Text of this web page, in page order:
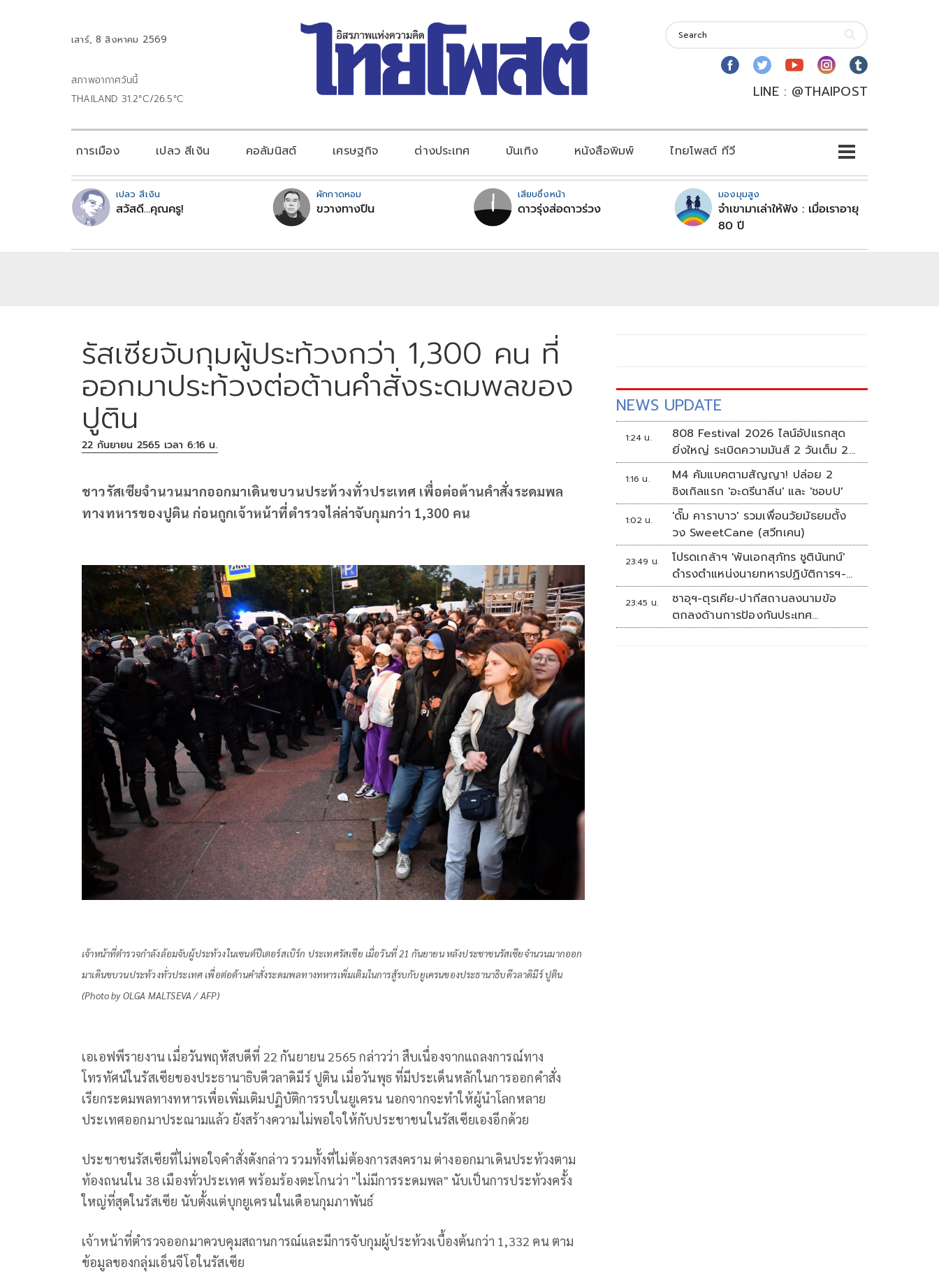
เสาร์, 8 สิงหาคม 2569
สภาพอากาศวันนี้
THAILAND 31.2°C/26.5°C
LINE : @THAIPOST
การเมือง เปลว สีเงิน คอลัมนิสต์ เศรษฐกิจ ต่างประเทศ บันเทิง หนังสือพิมพ์ ไทยโพสต์ ทีวี
เปลว สีเงิน
สวัสดี...คุณครู!
ผักกาดหอม
ขวางทางปืน
เสียบซึ่งหน้า
ดาวรุ่งส่อดาวร่วง
มองมุมสูง
จำเขามาเล่าให้ฟัง : เมื่อเราอายุ
80 ปี
รัสเซียจับกุมผู้ประท้วงกว่า 1,300 คน ที่
ออกมาประท้วงต่อต้านคำสั่งระดมพลของ
ปูติน
22 กันยายน 2565 เวลา 6:16 น.
ชาวรัสเซียจำนวนมากออกมาเดินขบวนประท้วงทั่วประเทศ เพื่อต่อต้านคำสั่งระดมพล
ทางทหารของปูติน ก่อนถูกเจ้าหน้าที่ตำรวจไล่ล่าจับกุมกว่า 1,300 คน
เจ้าหน้าที่ตำรวจกำลังล้อมจับผู้ประท้วงในเซนต์ปีเตอร์สเบิร์ก ประเทศรัสเซีย เมื่อวันที่ 21 กันยายน หลังประชาชนรัสเซียจำนวนมากออก
มาเดินขบวนประท้วงทั่วประเทศ เพื่อต่อต้านคำสั่งระดมพลทางทหารเพิ่มเติมในการสู้รบกับยูเครนของประธานาธิบดีวลาดิมีร์ ปูติน
(Photo by OLGA MALTSEVA / AFP)
เอเอฟพีรายงาน เมื่อวันพฤหัสบดีที่ 22 กันยายน 2565 กล่าวว่า สืบเนื่องจากแถลงการณ์ทาง
โทรทัศน์ในรัสเซียของประธานาธิบดีวลาดิมีร์ ปูติน เมื่อวันพุธ ที่มีประเด็นหลักในการออกคำสั่ง
เรียกระดมพลทางทหารเพื่อเพิ่มเติมปฏิบัติการรบในยูเครน นอกจากจะทำให้ผู้นำโลกหลาย
ประเทศออกมาประณามแล้ว ยังสร้างความไม่พอใจให้กับประชาชนในรัสเซียเองอีกด้วย
ประชาชนรัสเซียที่ไม่พอใจคำสั่งดังกล่าว รวมทั้งที่ไม่ต้องการสงคราม ต่างออกมาเดินประท้วงตาม
ท้องถนนใน 38 เมืองทั่วประเทศ พร้อมร้องตะโกนว่า "ไม่มีการระดมพล" นับเป็นการประท้วงครั้ง
ใหญ่ที่สุดในรัสเซีย นับตั้งแต่บุกยูเครนในเดือนกุมภาพันธ์
เจ้าหน้าที่ตำรวจออกมาควบคุมสถานการณ์และมีการจับกุมผู้ประท้วงเบื้องต้นกว่า 1,332 คน ตาม
ข้อมูลของกลุ่มเอ็นจีโอในรัสเซีย
NEWS UPDATE
1:24 น.
808 Festival 2026 ไลน์อัปแรกสุด
ยิ่งใหญ่ ระเบิดความมันส์ 2 วันเต็ม 2-
3 ต.ค.นี้
1:16 น.
M4 คัมแบคตามสัญญา! ปล่อย 2
ซิงเกิลแรก 'อะดรีนาลีน' และ 'ชอบU'
1:02 น.
'ดั๊ม คาราบาว' รวมเพื่อนวัยมัธยมตั้ง
วง SweetCane (สวีทเคน)
23:49 น.
โปรดเกล้าฯ 'พันเอกสุภัทร ชูตินันทน์'
ดำรงตำแหน่งนายทหารปฏิบัติการฯ-
พระราชทานยศ 'พลตรี'
23:45 น.
ซาอุฯ-ตุรเคีย-ปากีสถานลงนามข้อ
ตกลงด้านการป้องกันประเทศ
ท่ามกลางสงครามในภูมิภาค